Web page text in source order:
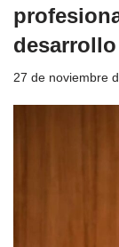
27 de noviembre